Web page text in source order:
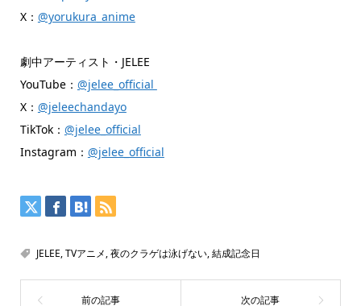
X： @yorukura_anime
劇中アーティスト・JELEE
YouTube： @jelee_official
X： @jeleechandayo
TikTok： @jelee_official
Instagram： @jelee_official
JELEE,TVアニメ,夜のクラゲは泳げない,結成記念日